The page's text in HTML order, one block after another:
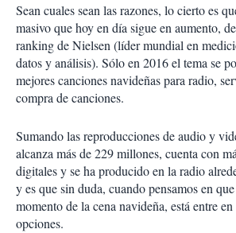
Sean cuales sean las razones, lo cierto es
masivo que hoy en día sigue en aumento,
ranking de Nielsen (líder mundial en
datos y análisis). Sólo en 2016 el tema se
mejores canciones navideñas para radio,
compra de canciones.
Sumando las reproducciones de audio y
alcanza más de 229 millones, cuenta con
digitales y se ha producido en la radio
y es que sin duda, cuando pensamos en
momento de la cena navideña, está entre
opciones.